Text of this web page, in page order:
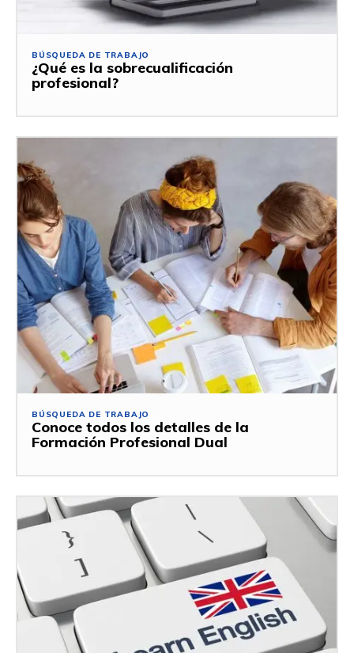
BÚSQUEDA DE TRABAJO
¿Qué es la sobrecualificación
profesional?
BÚSQUEDA DE TRABAJO
Conoce todos los detalles de la
Formación Profesional Dual